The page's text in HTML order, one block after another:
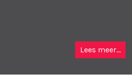
Lees meer...